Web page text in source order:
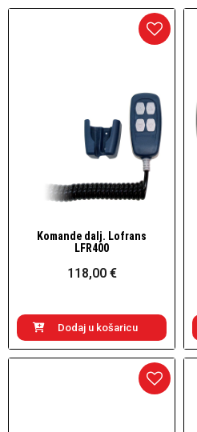
Brzi pogled
Komande dalj. Lofrans
LFR400
118,00 €
Dodaj u košaricu